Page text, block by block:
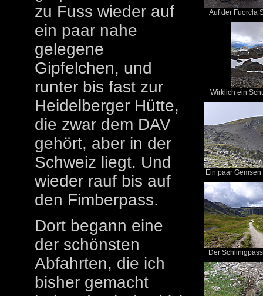
zu Fuss wieder auf
ein paar nahe
gelegene
Gipfelchen, und
runter bis fast zur
Heidelberger Hütte,
die zwar dem DAV
gehört, aber in der
Schweiz liegt. Und
wieder rauf bis auf
den Fimberpass.
Dort begann eine
der schönsten
Abfahrten, die ich
bisher gemacht
Auf der Fuorcla
Wirklich ein
Ein paar
Der